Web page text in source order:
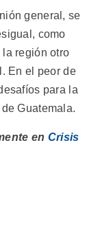
general, se
como
región otro
En el peor de
para la
Guatemala.
en Crisis